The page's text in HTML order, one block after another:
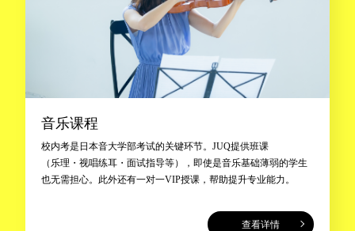
音乐课程
校内考是日本音大学部考试的关键环节。JUQ提供班课
（乐理・视唱练耳・面试指导等），即使是音乐基础薄弱的学生
也无需担心。此外还有一对一VIP授课，帮助提升专业能力。
查看详情